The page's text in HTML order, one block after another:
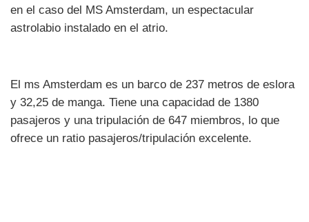
en el caso del MS Amsterdam, un espectacular
astrolabio instalado en el atrio.
El ms Amsterdam es un barco de 237 metros de eslora
y 32,25 de manga. Tiene una capacidad de 1380
pasajeros y una tripulación de 647 miembros, lo que
ofrece un ratio pasajeros/tripulación excelente.